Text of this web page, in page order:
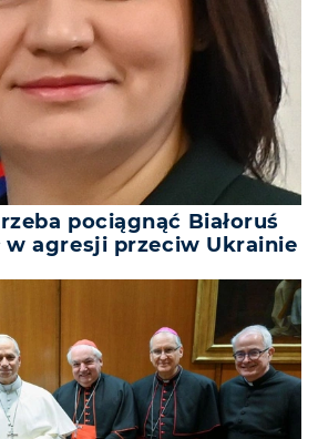
pociągnąć Białoruś
w agresji przeciw Ukrainie